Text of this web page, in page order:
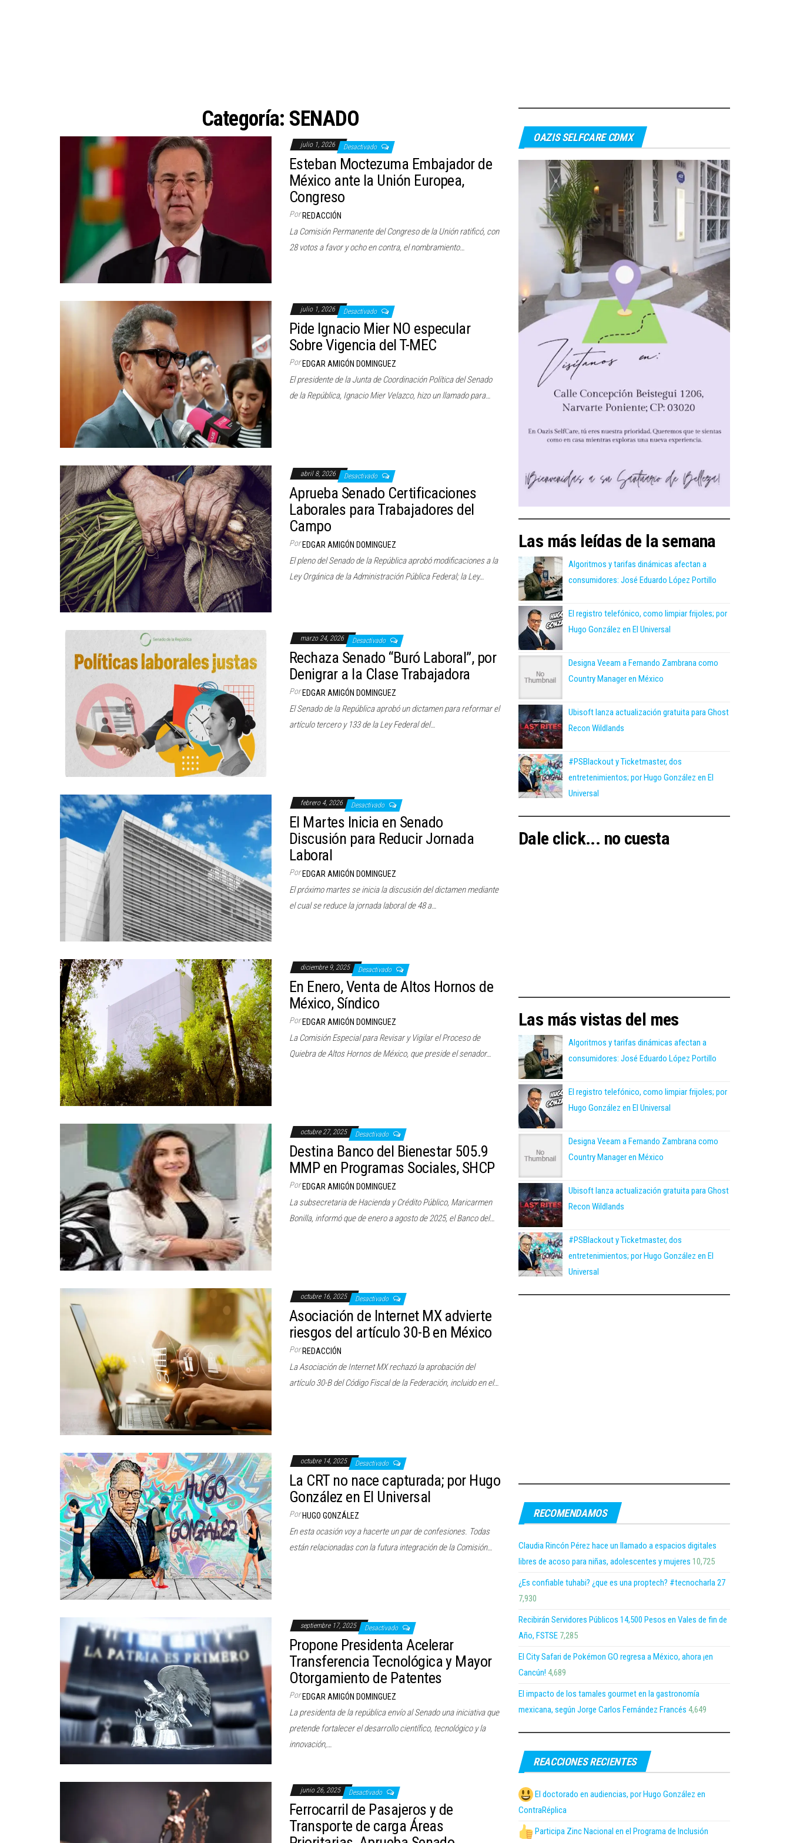
Categoría: SENADO
julio 1, 2026 Desactivado
Esteban Moctezuma Embajador de
México ante la Unión Europea,
Congreso
Por REDACCIÓN
La Comisión Permanente del Congreso de la Unión ratificó, con
28 votos a favor y ocho en contra, el nombramiento…
julio 1, 2026 Desactivado
Pide Ignacio Mier NO especular
Sobre Vigencia del T-MEC
Por EDGAR AMIGÓN DOMINGUEZ
El presidente de la Junta de Coordinación Política del Senado
de la República, Ignacio Mier Velazco, hizo un llamado para…
abril 8, 2026 Desactivado
Aprueba Senado Certificaciones
Laborales para Trabajadores del
Campo
Por EDGAR AMIGÓN DOMINGUEZ
El pleno del Senado de la República aprobó modificaciones a la
Ley Orgánica de la Administración Pública Federal; la Ley…
marzo 24, 2026 Desactivado
Rechaza Senado “Buró Laboral”, por
Denigrar a la Clase Trabajadora
Por EDGAR AMIGÓN DOMINGUEZ
El Senado de la República aprobó un dictamen para reformar el
artículo tercero y 133 de la Ley Federal del…
febrero 4, 2026 Desactivado
El Martes Inicia en Senado
Discusión para Reducir Jornada
Laboral
Por EDGAR AMIGÓN DOMINGUEZ
El próximo martes se inicia la discusión del dictamen mediante
el cual se reduce la jornada laboral de 48 a…
diciembre 9, 2025 Desactivado
En Enero, Venta de Altos Hornos de
México, Síndico
Por EDGAR AMIGÓN DOMINGUEZ
La Comisión Especial para Revisar y Vigilar el Proceso de
Quiebra de Altos Hornos de México, que preside el senador…
octubre 27, 2025 Desactivado
Destina Banco del Bienestar 505.9
MMP en Programas Sociales, SHCP
Por EDGAR AMIGÓN DOMINGUEZ
La subsecretaria de Hacienda y Crédito Público, Maricarmen
Bonilla, informó que de enero a agosto de 2025, el Banco del…
octubre 16, 2025 Desactivado
Asociación de Internet MX advierte
riesgos del artículo 30-B en México
Por REDACCIÓN
La Asociación de Internet MX rechazó la aprobación del
artículo 30-B del Código Fiscal de la Federación, incluido en el…
octubre 14, 2025 Desactivado
La CRT no nace capturada; por Hugo
González en El Universal
Por HUGO GONZÁLEZ
En esta ocasión voy a hacerte un par de confesiones. Todas
están relacionadas con la futura integración de la Comisión…
septiembre 17, 2025 Desactivado
Propone Presidenta Acelerar
Transferencia Tecnológica y Mayor
Otorgamiento de Patentes
Por EDGAR AMIGÓN DOMINGUEZ
La presidenta de la república envío al Senado una iniciativa que
pretende fortalecer el desarrollo científico, tecnológico y la
innovación,…
junio 26, 2025 Desactivado
Ferrocarril de Pasajeros y de
Transporte de carga Áreas
OAZIS SELFCARE CDMX
Las más leídas de la semana
Algoritmos y tarifas dinámicas afectan a
consumidores: José Eduardo López Portillo
El registro telefónico, como limpiar frijoles; por
Hugo González en El Universal
Designa Veeam a Fernando Zambrana como
Country Manager en México
Ubisoft lanza actualización gratuita para Ghost
Recon Wildlands
#PSBlackout y Ticketmaster, dos
entretenimientos; por Hugo González en El
Universal
Dale click... no cuesta
Las más vistas del mes
Algoritmos y tarifas dinámicas afectan a
consumidores: José Eduardo López Portillo
El registro telefónico, como limpiar frijoles; por
Hugo González en El Universal
Designa Veeam a Fernando Zambrana como
Country Manager en México
Ubisoft lanza actualización gratuita para Ghost
Recon Wildlands
#PSBlackout y Ticketmaster, dos
entretenimientos; por Hugo González en El
Universal
RECOMENDAMOS
Claudia Rincón Pérez hace un llamado a espacios digitales
libres de acoso para niñas, adolescentes y mujeres 10,725
¿Es confiable tuhabi? ¿que es una proptech? #tecnocharla 27
7,930
Recibirán Servidores Públicos 14,500 Pesos en Vales de fin de
Año, FSTSE 7,285
El City Safari de Pokémon GO regresa a México, ahora ¡en
Cancún! 4,689
El impacto de los tamales gourmet en la gastronomía
mexicana, según Jorge Carlos Fernández Francés 4,649
REACCIONES RECIENTES
El doctorado en audiencias, por Hugo González en
ContraRéplica
Participa Zinc Nacional en el Programa de Inclusión